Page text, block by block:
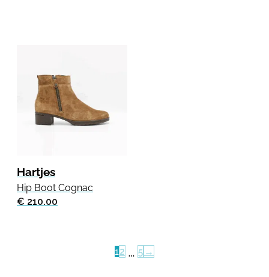
Hartjes
Hip Boot Cognac
€ 210.00
12 … 5 →